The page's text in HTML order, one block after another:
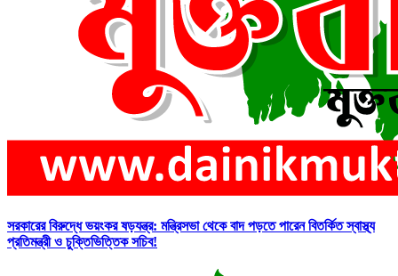
সরকারের বিরুদ্ধে ভয়ংকর ষড়যন্ত্র: মন্ত্রিসভা থেকে বাদ পড়তে পারেন বিতর্কিত স্বাস্থ্য
প্রতিমন্ত্রী ও চুক্তিভিত্তিক সচিব!